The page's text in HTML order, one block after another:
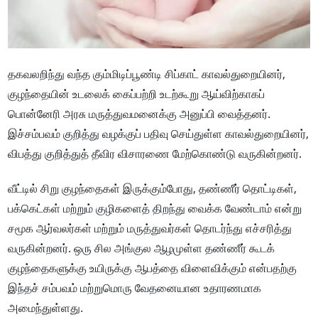
தகவலறிந்து வந்த கும்மிடிப்பூண்டி சிப்காட் காவல்துறையினர்,
குழந்தையின் உடலைக் கைப்பற்றி உடற்கூறு ஆய்விற்காகப்
பொன்னேரி அரசு மருத்துவமனைக்கு அனுப்பி வைத்தனர்.
இச்சம்பவம் குறித்து வழக்குப் பதிவு செய்துள்ள காவல்துறையினர்,
விபத்து குறித்துத் தீவிர விசாரணை மேற்கொண்டு வருகின்றனர்.
வீட்டில் சிறு குழந்தைகள் இருக்கும்போது, தண்ணீர் தொட்டிகள்,
பக்கெட்கள் மற்றும் குழிகளைத் திறந்து வைக்க வேண்டாம் என்று
சமூக ஆர்வலர்கள் மற்றும் மருத்துவர்கள் தொடர்ந்து எச்சரித்து
வருகின்றனர். ஒரு சில அங்குல ஆழமுள்ள தண்ணீர் கூடக்
குழந்தைகளுக்கு உயிருக்கு ஆபத்தை விளைவிக்கும் என்பதற்கு
இந்தச் சம்பவம் மற்றுமொரு வேதனையான உதாரணமாக
அமைந்துள்ளது.